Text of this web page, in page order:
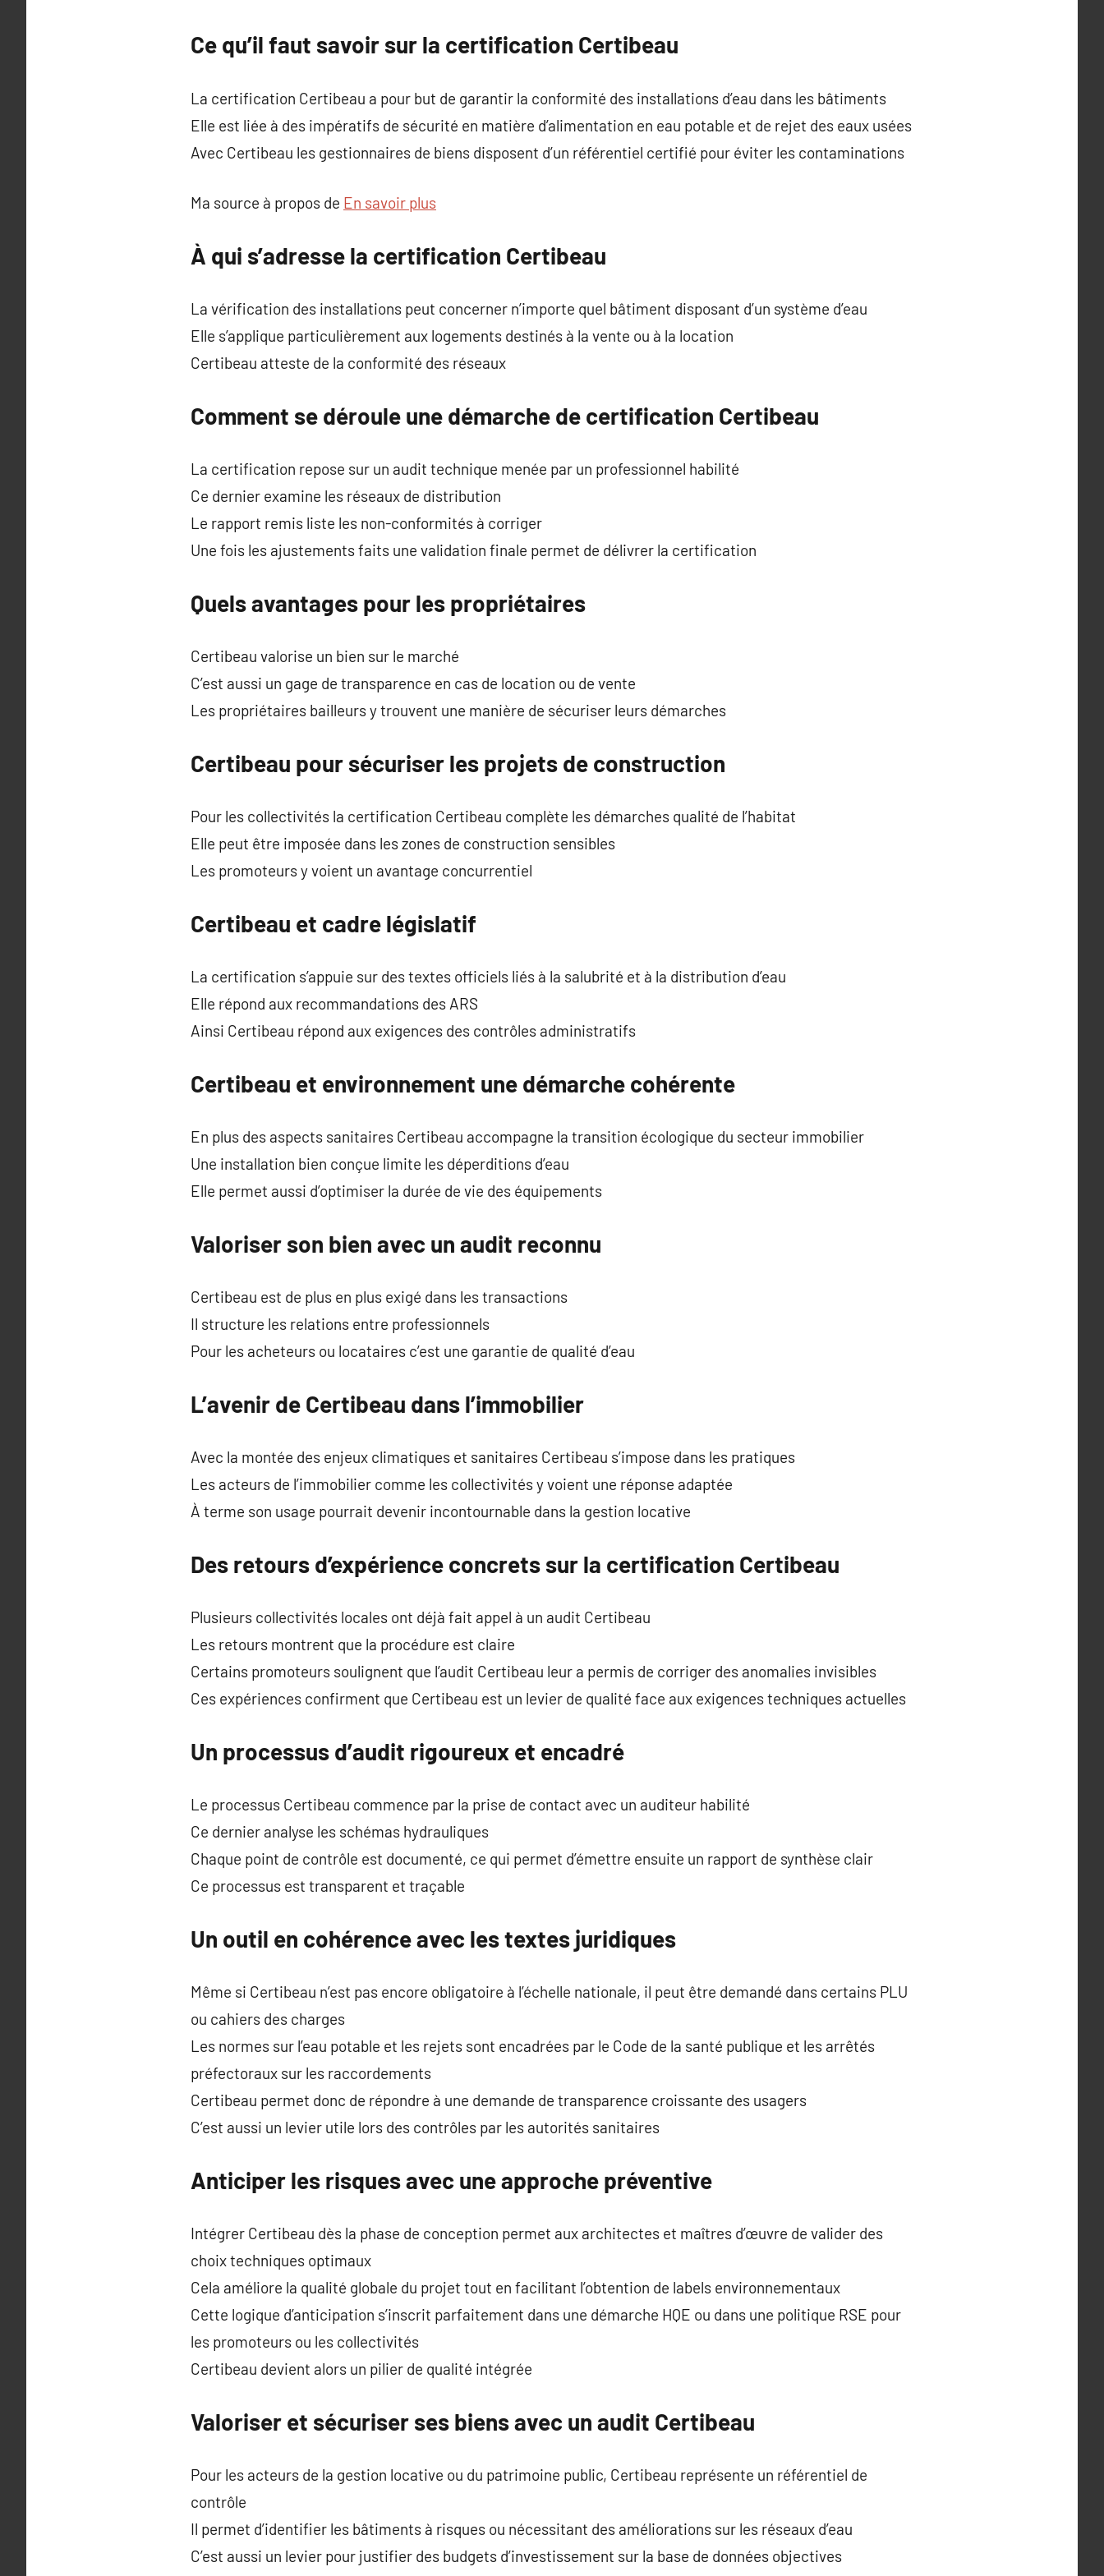
Ce qu’il faut savoir sur la certification Certibeau
La certification Certibeau a pour but de garantir la conformité des installations d’eau dans les bâtiments
Elle est liée à des impératifs de sécurité en matière d’alimentation en eau potable et de rejet des eaux usées
Avec Certibeau les gestionnaires de biens disposent d’un référentiel certifié pour éviter les contaminations
Ma source à propos de En savoir plus
À qui s’adresse la certification Certibeau
La vérification des installations peut concerner n’importe quel bâtiment disposant d’un système d’eau
Elle s’applique particulièrement aux logements destinés à la vente ou à la location
Certibeau atteste de la conformité des réseaux
Comment se déroule une démarche de certification Certibeau
La certification repose sur un audit technique menée par un professionnel habilité
Ce dernier examine les réseaux de distribution
Le rapport remis liste les non-conformités à corriger
Une fois les ajustements faits une validation finale permet de délivrer la certification
Quels avantages pour les propriétaires
Certibeau valorise un bien sur le marché
C’est aussi un gage de transparence en cas de location ou de vente
Les propriétaires bailleurs y trouvent une manière de sécuriser leurs démarches
Certibeau pour sécuriser les projets de construction
Pour les collectivités la certification Certibeau complète les démarches qualité de l’habitat
Elle peut être imposée dans les zones de construction sensibles
Les promoteurs y voient un avantage concurrentiel
Certibeau et cadre législatif
La certification s’appuie sur des textes officiels liés à la salubrité et à la distribution d’eau
Elle répond aux recommandations des ARS
Ainsi Certibeau répond aux exigences des contrôles administratifs
Certibeau et environnement une démarche cohérente
En plus des aspects sanitaires Certibeau accompagne la transition écologique du secteur immobilier
Une installation bien conçue limite les déperditions d’eau
Elle permet aussi d’optimiser la durée de vie des équipements
Valoriser son bien avec un audit reconnu
Certibeau est de plus en plus exigé dans les transactions
Il structure les relations entre professionnels
Pour les acheteurs ou locataires c’est une garantie de qualité d’eau
L’avenir de Certibeau dans l’immobilier
Avec la montée des enjeux climatiques et sanitaires Certibeau s’impose dans les pratiques
Les acteurs de l’immobilier comme les collectivités y voient une réponse adaptée
À terme son usage pourrait devenir incontournable dans la gestion locative
Des retours d’expérience concrets sur la certification Certibeau
Plusieurs collectivités locales ont déjà fait appel à un audit Certibeau
Les retours montrent que la procédure est claire
Certains promoteurs soulignent que l’audit Certibeau leur a permis de corriger des anomalies invisibles
Ces expériences confirment que Certibeau est un levier de qualité face aux exigences techniques actuelles
Un processus d’audit rigoureux et encadré
Le processus Certibeau commence par la prise de contact avec un auditeur habilité
Ce dernier analyse les schémas hydrauliques
Chaque point de contrôle est documenté, ce qui permet d’émettre ensuite un rapport de synthèse clair
Ce processus est transparent et traçable
Un outil en cohérence avec les textes juridiques
Même si Certibeau n’est pas encore obligatoire à l’échelle nationale, il peut être demandé dans certains PLU
ou cahiers des charges
Les normes sur l’eau potable et les rejets sont encadrées par le Code de la santé publique et les arrêtés
préfectoraux sur les raccordements
Certibeau permet donc de répondre à une demande de transparence croissante des usagers
C’est aussi un levier utile lors des contrôles par les autorités sanitaires
Anticiper les risques avec une approche préventive
Intégrer Certibeau dès la phase de conception permet aux architectes et maîtres d’œuvre de valider des
choix techniques optimaux
Cela améliore la qualité globale du projet tout en facilitant l’obtention de labels environnementaux
Cette logique d’anticipation s’inscrit parfaitement dans une démarche HQE ou dans une politique RSE pour
les promoteurs ou les collectivités
Certibeau devient alors un pilier de qualité intégrée
Valoriser et sécuriser ses biens avec un audit Certibeau
Pour les acteurs de la gestion locative ou du patrimoine public, Certibeau représente un référentiel de
contrôle
Il permet d’identifier les bâtiments à risques ou nécessitant des améliorations sur les réseaux d’eau
C’est aussi un levier pour justifier des budgets d’investissement sur la base de données objectives